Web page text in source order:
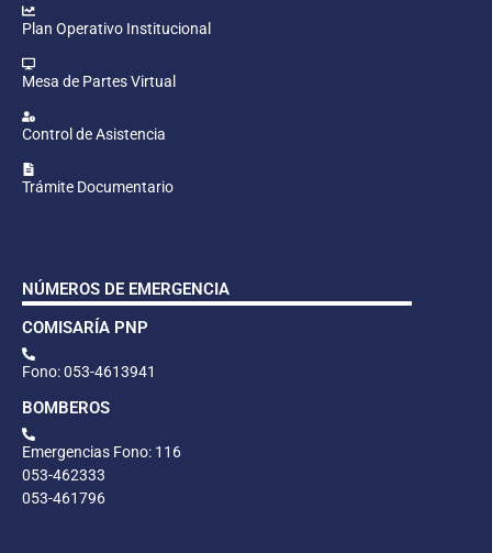
Plan Operativo Institucional
Mesa de Partes Virtual
Control de Asistencia
Trámite Documentario
NÚMEROS DE EMERGENCIA
COMISARÍA PNP
Fono: 053-4613941
BOMBEROS
Emergencias Fono: 116
053-462333
053-461796